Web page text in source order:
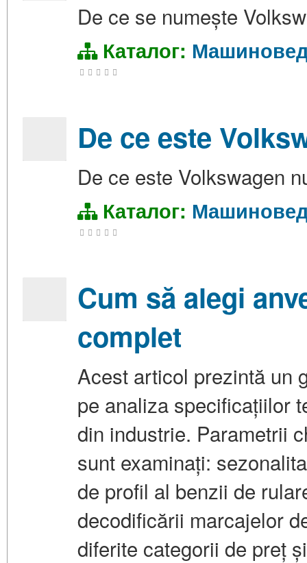
De ce se numește
Каталог:
De ce este
De ce este Volkswagen
Каталог:
Cum să alegi
complet
Acest articol prezintă un
pe analiza specificațiilor
din industrie. Parametrii
sunt examinați:
de profil al benzii de
decodificării marcajelor
diferite categorii de preț